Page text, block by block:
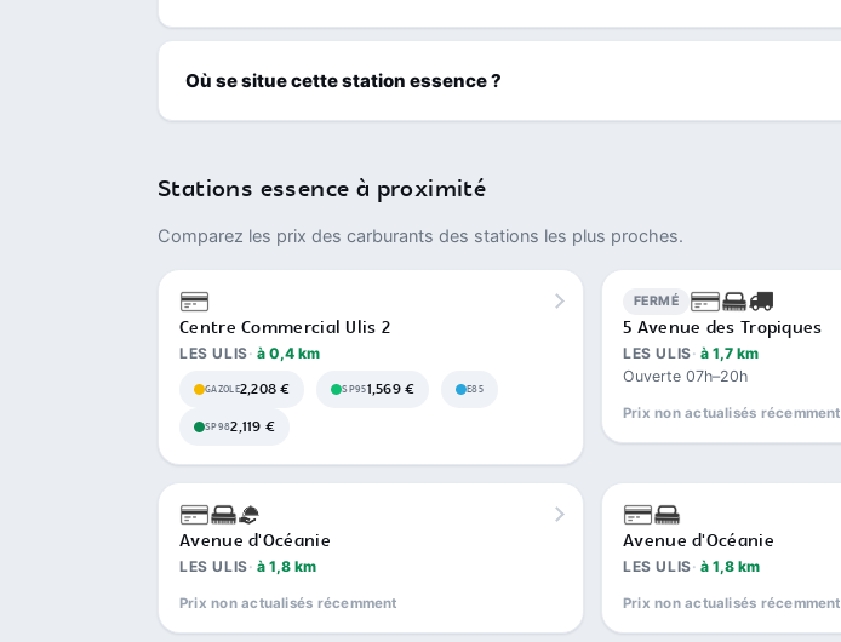
Où se situe cette station essence ?
Stations essence à proximité
Comparez les prix des carburants des stations les plus proches.
Centre Commercial Ulis 2
LES ULIS à 0,4 km
GAZOLE2,208 € SP951,569 € E85
SP982,119 €
FERMÉ
5 Avenue des Tropiques
LES ULIS à 1,7 km
Ouverte 07h–20h
Prix non actualisés récemment
Avenue d'Océanie
LES ULIS à 1,8 km
Prix non actualisés récemment
Avenue d'Océanie
LES ULIS à 1,8 km
Prix non actualisés récemment